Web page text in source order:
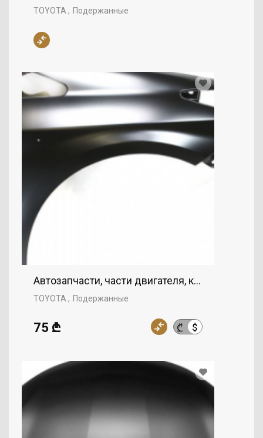
TOYOTA Подержанные
Автозапчасти, части двигателя, капот, TOYOTA
TOYOTA Подержанные
₾ $
75 ₾